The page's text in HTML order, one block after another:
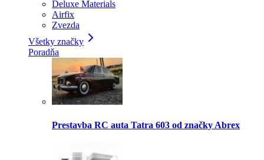
Deluxe Materials
Airfix
Zvezda
Všetky značky
Poradňa
Prestavba RC auta Tatra 603 od značky Abrex